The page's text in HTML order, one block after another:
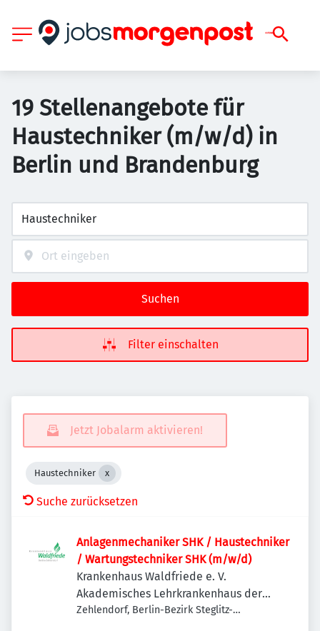
19 Stellenangebote für
Haustechniker (m/w/d) in
Berlin und Brandenburg
Suchen
Filter einschalten
Jetzt Jobalarm aktivieren!
Haustechniker
Suche zurücksetzen
Anlagenmechaniker SHK / Haustechniker
/ Wartungstechniker SHK (m/w/d)
Krankenhaus Waldfriede e. V.
Akademisches Lehrkrankenhaus der
Charité
Zehlendorf, Berlin-Bezirk Steglitz-